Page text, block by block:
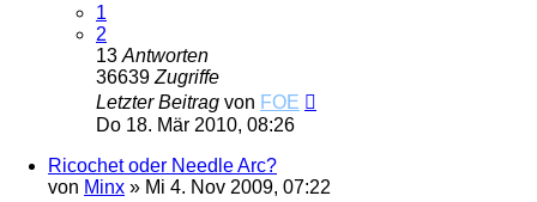
1
2
13 Antworten
36639 Zugriffe
Letzter Beitrag von FOE
Do 18. Mär 2010, 08:26
Ricochet oder Needle Arc?
von Minx » Mi 4. Nov 2009, 07:22